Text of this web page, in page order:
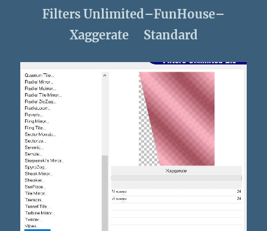
Filters Unlimited–FunHouse–
Xaggerate Standard